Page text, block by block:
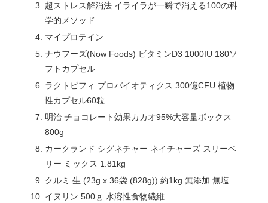
超ストレス解消法 イライラが一瞬で消える100の科
学的メソッド
マイプロテイン
ナウフーズ(Now Foods) ビタミンD3 1000IU 180ソ
フトカプセル
ラクトビフィ プロバイオティクス 300億CFU 植物
性カプセル60粒
明治 チョコレート効果カカオ95%大容量ボックス
800g
カークランド シグネチャー ネイチャーズ スリーベ
リー ミックス 1.81kg
クルミ 生 (23g x 36袋 (828g)) 約1kg 無添加 無塩
イヌリン 500ｇ 水溶性食物繊維